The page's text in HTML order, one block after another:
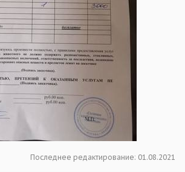
Последнее редактирование: 01.08.2021